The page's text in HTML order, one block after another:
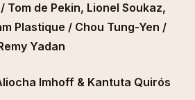
Tom de Pekin, Lionel Soukaz,
Plastique / Chou Tung-Yen /
Yadan
Imhoff & Kantuta Quirós